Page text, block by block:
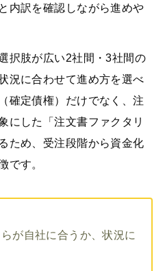
内訳を確認しながら進めや
択肢が広い2社間・3社間の
況に合わせて進め方を選べ
確定債権）だけでなく、注
にした「注文書ファクタリ
ため、受注段階から資金化
です。
が自社に合うか、状況に